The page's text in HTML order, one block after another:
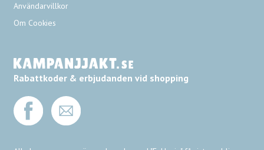
Användarvillkor
Om Cookies
Rabattkoder & erbjudanden vid shopping